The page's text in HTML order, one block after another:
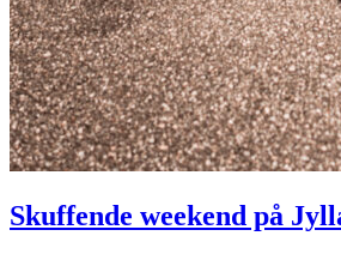
Skuffende weekend på